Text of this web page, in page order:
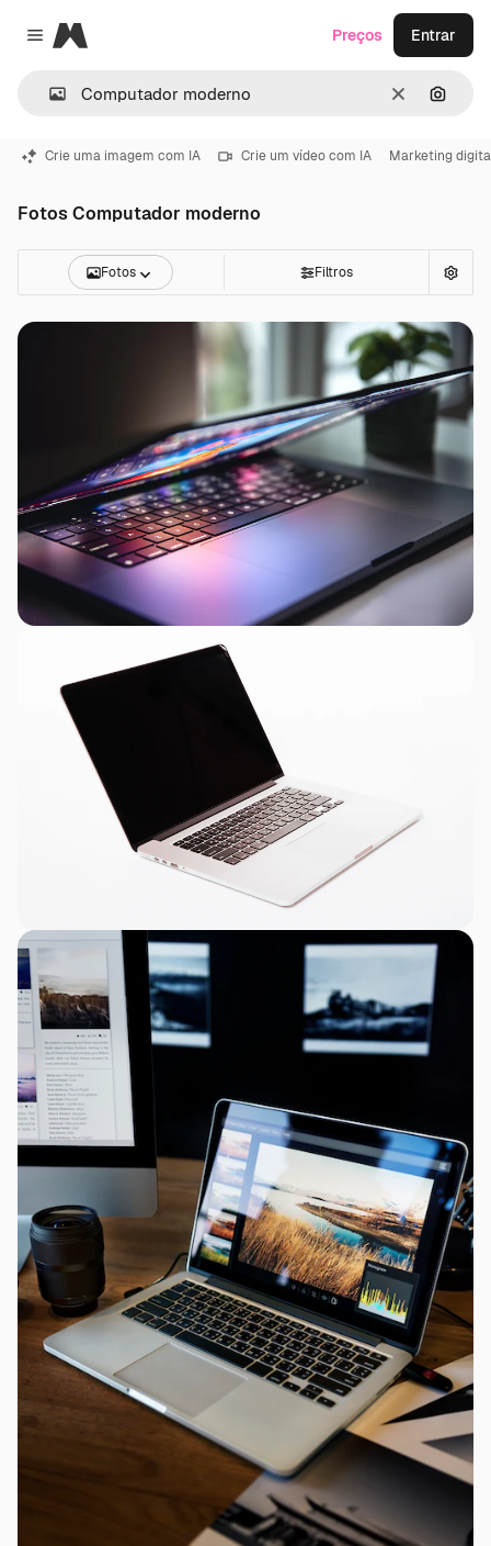
Close menu
Magnific
Limpar
Preços Entrar
Crie uma imagem com IA Crie um vídeo com IA Marketing
Fotos Computador moderno
Fotos Filtros